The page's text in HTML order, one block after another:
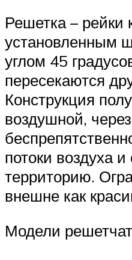
Решетка – рейки
установленным
углом 45
пересекаются
Конструкция
воздушной,
потоки воздуха
территорию.
внешне как
Модели